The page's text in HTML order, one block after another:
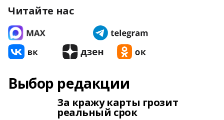
Читайте нас
Выбор редакции
За кражу карты грозит
реальный срок